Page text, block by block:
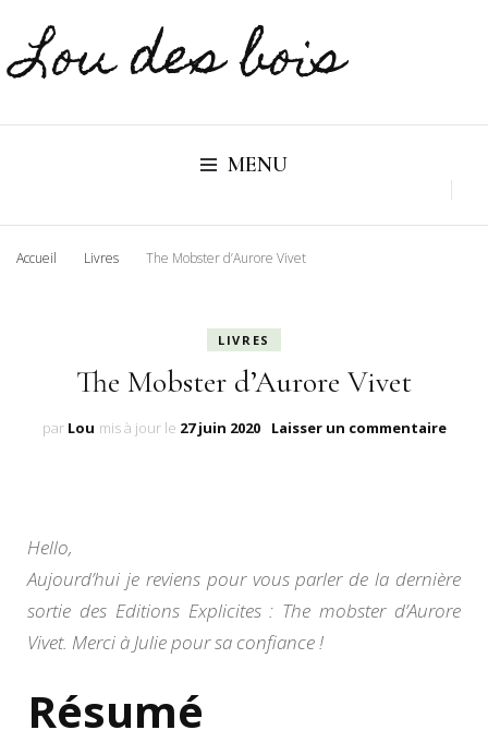
Lou des bois
MENU
Accueil Livres The Mobster d’Aurore Vivet
LIVRES
The Mobster d’Aurore Vivet
par Lou mis à jour le 27 juin 2020 Laisser un commentairesur
Hello,
Aujourd’hui je reviens pour vous parler de la dernière
sortie des Editions Explicites : The mobster d’Aurore
Vivet. Merci à Julie pour sa confiance !
Résumé